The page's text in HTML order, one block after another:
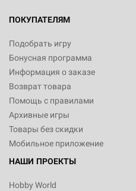
ПОКУПАТЕЛЯМ
Подобрать игру
Бонусная программа
Информация о заказе
Возврат товара
Помощь с правилами
Архивные игры
Товары без скидки
Мобильное приложение
НАШИ ПРОЕКТЫ
Hobby World